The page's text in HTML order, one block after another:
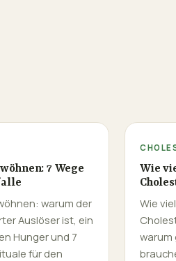
7 Wege
warum der
Auslöser ist, ein
Hunger und 7
für den
Wie
Wie
warum